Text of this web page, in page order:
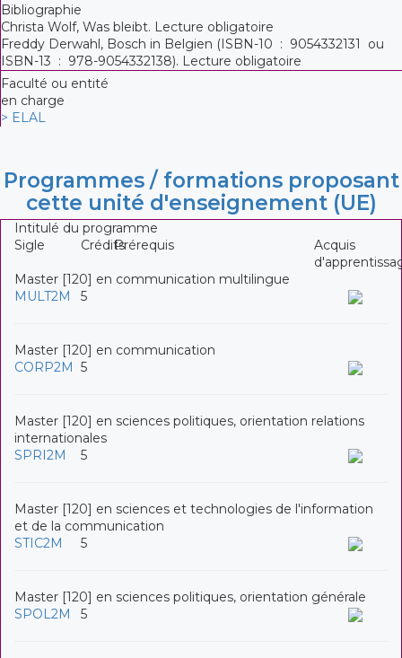
Bibliographie
Christa Wolf, Was bleibt. Lecture obligatoire
Freddy Derwahl, Bosch in Belgien (ISBN-10 ‏ : ‎ 9054332131 ou
ISBN-13 ‏ : ‎ 978-9054332138). Lecture obligatoire
Faculté ou entité
en charge
> ELAL
Programmes / formations proposant
cette unité d'enseignement (UE)
Intitulé du programme
Sigle
CréditsPrérequis
Acquis
Master [120] en communication multilingue
MULT2M
5
Master [120] en communication
CORP2M 5
Master [120] en sciences politiques, orientation relations
internationales
SPRI2M
5
Master [120] en sciences et technologies de l'information
et de la communication
STIC2M
5
Master [120] en sciences politiques, orientation générale
SPOL2M
5